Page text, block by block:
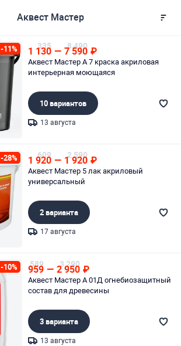
Аквест Мастер
-11% 335
1 130 — 8 490
7 590 ₽
Аквест Мастер А 7 краска акриловая
интерьерная моющаяся
10 вариантов
13 августа
-28% 609
1 920 — 2 590
1 920 ₽
Аквест Мастер 5 лак акриловый
универсальный
2 варианта
17 августа
-10% 589
959 — 3 290
2 950 ₽
Аквест Мастер A 01Д огнебиозащитный
состав для древесины
3 варианта
13 августа